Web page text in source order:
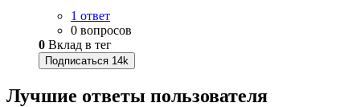
1 ответ
0 вопросов
0 Вклад в тег
Подписаться 14k
Лучшие ответы пользователя